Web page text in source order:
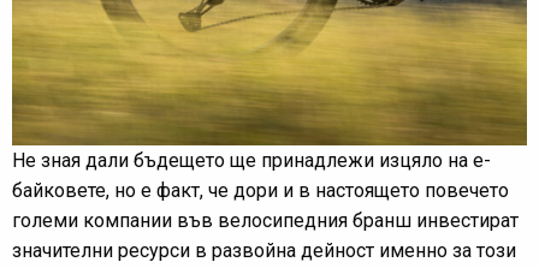
Не зная дали бъдещето ще принадлежи изцяло на е-
байковете, но е факт, че дори и в настоящето повечето
големи компании във велосипедния бранш инвестират
значителни ресурси в развойна дейност именно за този